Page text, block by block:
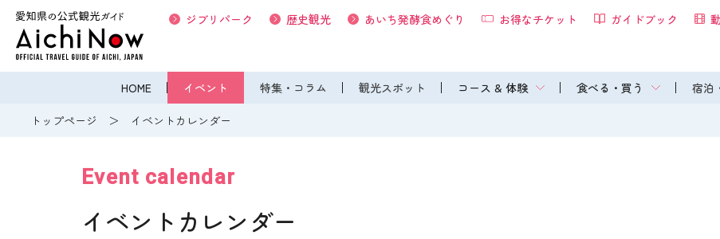
HOME イベント 特集・コラム 観光スポット コース & 体験 食べる・買う 宿泊
ジブリパーク 歴史観光 あいち発酵食めぐり お得なチケット ガイドブック
トップページ イベントカレンダー
Event calendar
イベントカレンダー